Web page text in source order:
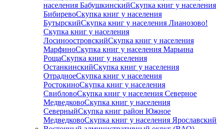
населения БабушкинскийСкупка книг у населения
БибиревоСкупка книг у населения
БутырскийСкупка книг у населения Лианозово!
Скупка книг у населения
ЛосиноостровскийСкупка книг у населения
МарфиноСкупка книг у населения Марьина
РощаСкупка книг у населения
ОстанкинскийСкупка книг у населения
ОтрадноеСкупка книг у населения
РостокиноСкупка книг у населения
СвибловоСкупка книг у населения Северное
МедведковоСкупка книг у населения
СеверныйСкупка книг район Южное
МедведковоСкупка книг у населения Ярославский